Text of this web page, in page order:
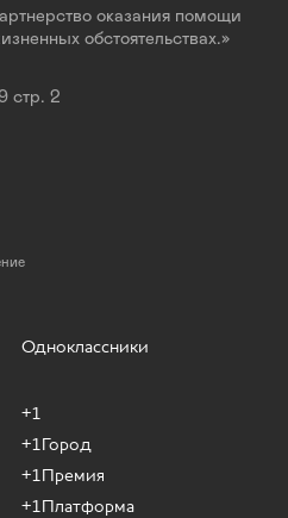
оказания помощи
обстоятельствах.»
стр. 2
Одноклассники
+1
+1Город
+1Премия
+1Платформа